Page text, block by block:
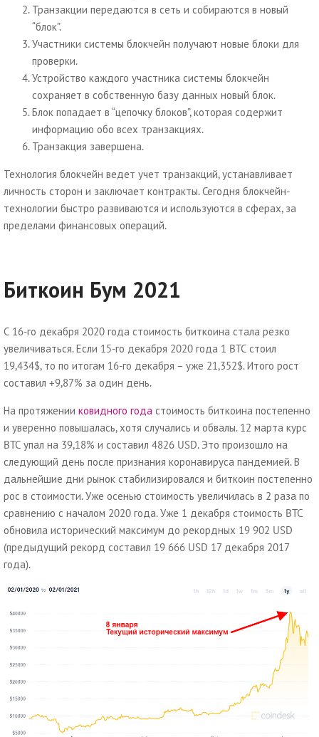
Транзакции передаются в сеть и собираются в новый
“блок”.
Участники системы блокчейн получают новые блоки для
проверки.
Устройство каждого участника системы блокчейн
сохраняет в собственную базу данных новый блок.
Блок попадает в “цепочку блоков”, которая содержит
информацию обо всех транзакциях.
Транзакция завершена.
Технология блокчейн ведет учет транзакций, устанавливает
личность сторон и заключает контракты. Сегодня блокчейн-
технологии быстро развиваются и используются в сферах, за
пределами финансовых операций.
Биткоин Бум 2021
С 16-го декабря 2020 года стоимость биткоина стала резко
увеличиваться. Если 15-го декабря 2020 года 1 BTC стоил
19,434$, то по итогам 16-го декабря – уже 21,352$. Итого рост
составил +9,87% за один день.
На протяжении ковидного года стоимость биткоина постепенно
и уверенно повышалась, хотя случались и обвалы. 12 марта курс
BTC упал на 39,18% и составил 4826 USD. Это произошло на
следующий день после признания коронавируса пандемией. В
дальнейшие дни рынок стабилизировался и биткоин постепенно
рос в стоимости. Уже осенью стоимость увеличилась в 2 раза по
сравнению с началом 2020 года. Уже 1 декабря стоимость BTC
обновила исторический максимум до рекордных 19 902 USD
(предыдущий рекорд составил 19 666 USD 17 декабря 2017
года).